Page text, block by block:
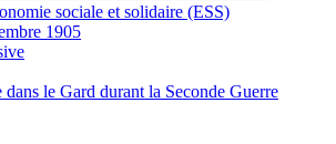
sociale et solidaire (ESS)
1905
dans le Gard durant la Seconde Guerre